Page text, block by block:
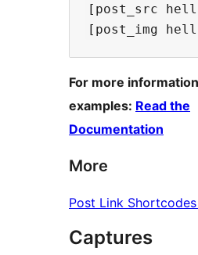
[post_src
For more
examples: Read the
Documentation
More
Post Link
Captures